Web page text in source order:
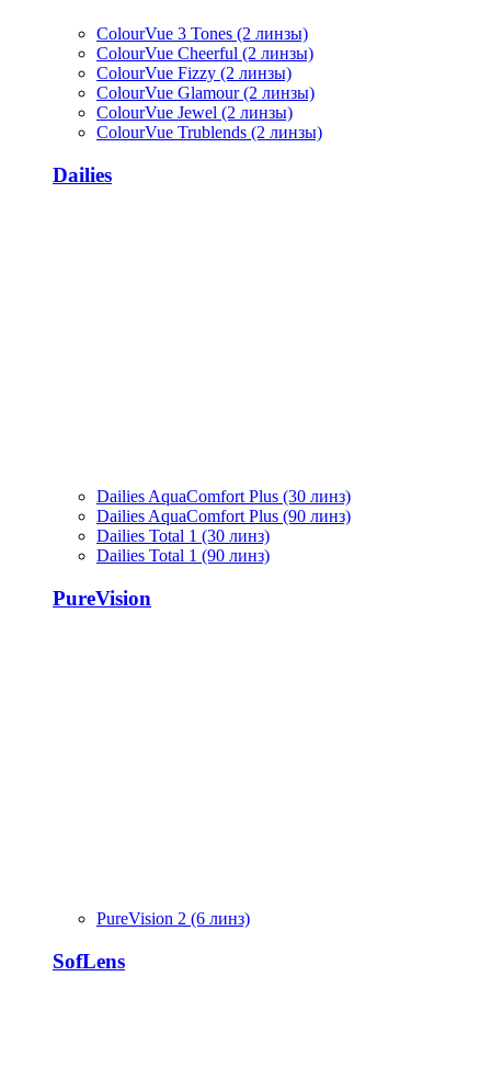
ColourVue 3 Tones (2 линзы)
ColourVue Cheerful (2 линзы)
ColourVue Fizzy (2 линзы)
ColourVue Glamour (2 линзы)
ColourVue Jewel (2 линзы)
ColourVue Trublends (2 линзы)
Dailies
Dailies AquaComfort Plus (30 линз)
Dailies AquaComfort Plus (90 линз)
Dailies Total 1 (30 линз)
Dailies Total 1 (90 линз)
PureVision
PureVision 2 (6 линз)
SofLens